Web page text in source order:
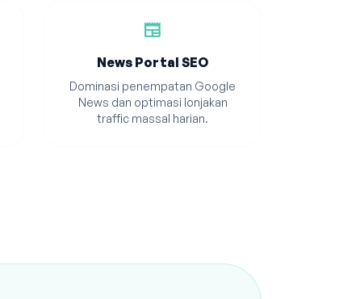
newspaper
News Portal SEO
Dominasi penempatan Google
News dan optimasi lonjakan
traffic massal harian.